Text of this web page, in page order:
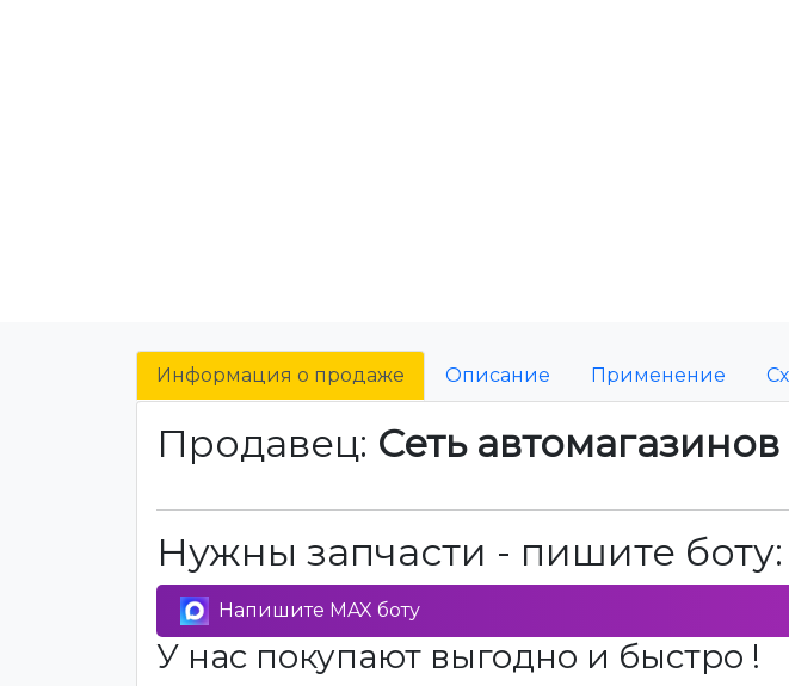
Информация о продаже Описание Применение
Продавец: Сеть
Нужны запчасти - пишите боту:
Напишите MAX боту
У нас покупают выгодно и быстро !